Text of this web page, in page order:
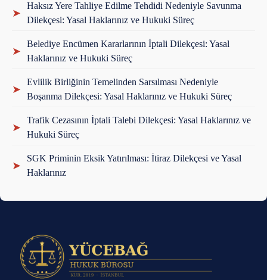
➤
Haksız Yere Tahliye Edilme Tehdidi Nedeniyle Savunma
Dilekçesi: Yasal Haklarınız ve Hukuki Süreç
➤
Belediye Encümen Kararlarının İptali Dilekçesi: Yasal
Haklarınız ve Hukuki Süreç
➤
Evlilik Birliğinin Temelinden Sarsılması Nedeniyle
Boşanma Dilekçesi: Yasal Haklarınız ve Hukuki Süreç
➤
Trafik Cezasının İptali Talebi Dilekçesi: Yasal Haklarınız ve
Hukuki Süreç
➤
SGK Priminin Eksik Yatırılması: İtiraz Dilekçesi ve Yasal
Haklarınız